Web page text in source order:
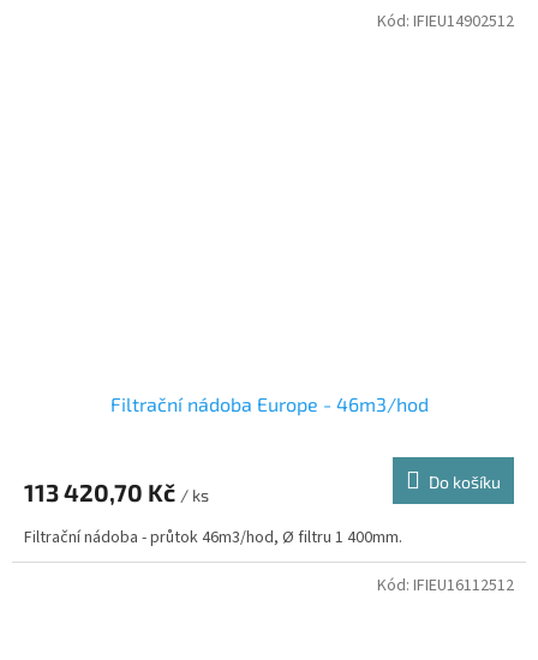
Filtrační nádoba Europe - 46m3/hod
113 420,70 Kč / ks
Do košíku
Filtrační nádoba - průtok 46m3/hod, Ø filtru 1 400mm.
Kód: IFIEU14902512
Kód: IFIEU16112512